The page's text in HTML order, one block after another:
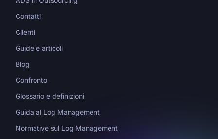
Contatti
Clienti
Guide e articoli
Blog
Confronto
Glossario e definizioni
Guida al Log Management
Normative sul Log Management